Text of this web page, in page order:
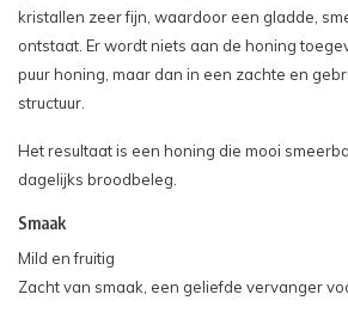
kristallen zeer fijn, waardoor een gladde,
ontstaat. Er wordt niets aan de honing
puur honing, maar dan in een zachte en
structuur.
Het resultaat is een honing die mooi
dagelijks broodbeleg.
Smaak
Mild en fruitig
Zacht van smaak, een geliefde vervanger